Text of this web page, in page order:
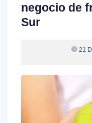
negocio de
Sur
21